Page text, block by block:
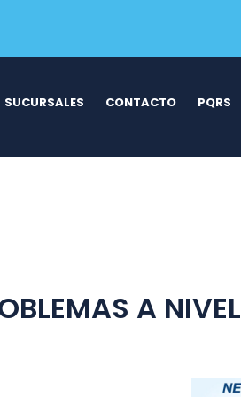
SUCURSALES CONTACTO PQRS
A NIVEL